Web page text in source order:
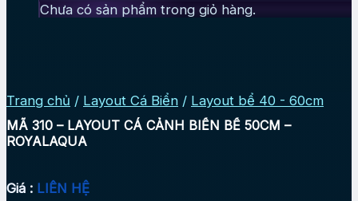
Chưa có sản phẩm trong giỏ hàng.
Trang chủ / Layout Cá Biển / Layout bể 40 - 60cm
MÃ 310 – LAYOUT CÁ CẢNH BIỂN BỂ 50CM –
ROYALAQUA
Giá : LIÊN HỆ